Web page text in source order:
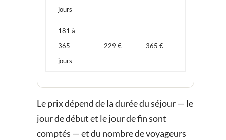
jours
181 à
365
jours
229 € 365 €
Le prix dépend de la durée du séjour — le
jour de début et le jour de fin sont
comptés — et du nombre de voyageurs